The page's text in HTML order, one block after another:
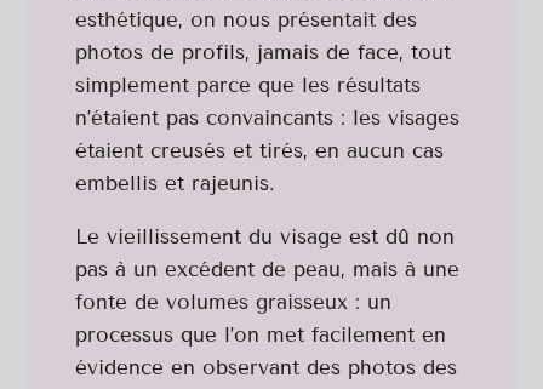
esthétique, on nous présentait des
photos de profils, jamais de face, tout
simplement parce que les résultats
n’étaient pas convaincants : les visages
étaient creusés et tirés, en aucun cas
embellis et rajeunis.
Le vieillissement du visage est dû non
pas à un excédent de peau, mais à une
fonte de volumes graisseux : un
processus que l’on met facilement en
évidence en observant des photos des